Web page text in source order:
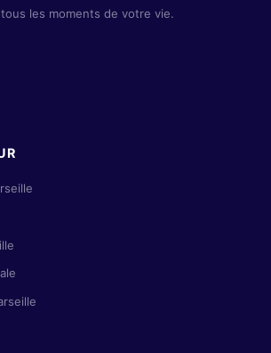
les moments de votre vie.